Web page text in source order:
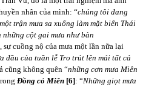
nhân của mình: “chúng tôi đang
trận mưa sa xuống làm mặt biển Thái
cột gai mưa như bàn
, sự cuồng nộ của mưa một lần nữa lại
đầu của tuần lễ Tro trút lên mái tất cả
cũng không quên “những cơn mưa Miên
Đồng cỏ Miên [6]: “Những giọt mưa